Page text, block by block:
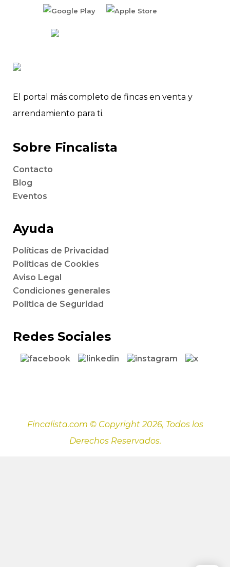
El portal más completo de fincas en venta y
arrendamiento para ti.
Sobre Fincalista
Contacto
Blog
Eventos
Ayuda
Políticas de Privacidad
Políticas de Cookies
Aviso Legal
Condiciones generales
Política de Seguridad
Redes Sociales
Fincalista.com © Copyright 2026, Todos los
Derechos Reservados.